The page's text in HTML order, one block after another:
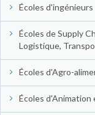
Écoles d'ingénieurs
Écoles de Supply
Logistique,
Écoles d'Agro-
Écoles d'Animation